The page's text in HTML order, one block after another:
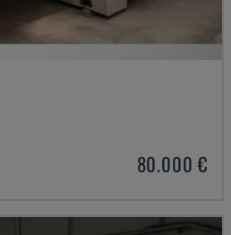
80.000 €